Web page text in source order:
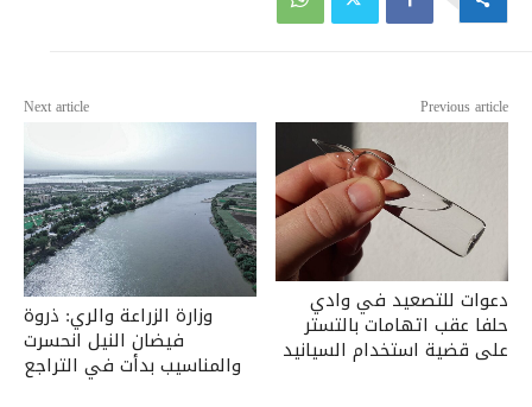
Previous article
دعوات للتصعيد في وادي
حلفا عقب اتهامات بالتستر
على قضية استخدام السيانيد
Next article
وزارة الزراعة والري: ذروة
فيضان النيل انحسرت
والمناسيب بدأت في التراجع